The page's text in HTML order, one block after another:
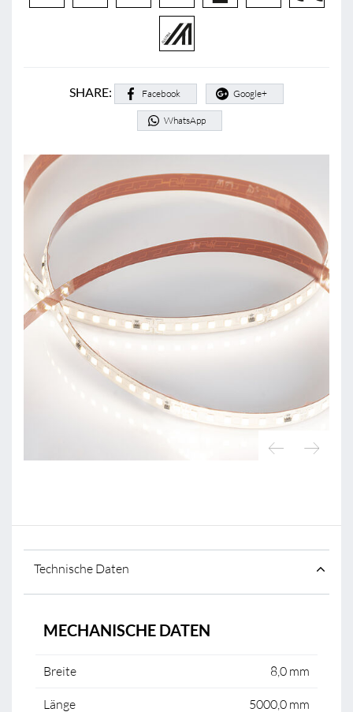
SHARE: Facebook Google+
WhatsApp
Technische Daten
MECHANISCHE DATEN
Breite 8,0 mm
Länge 5000,0 mm